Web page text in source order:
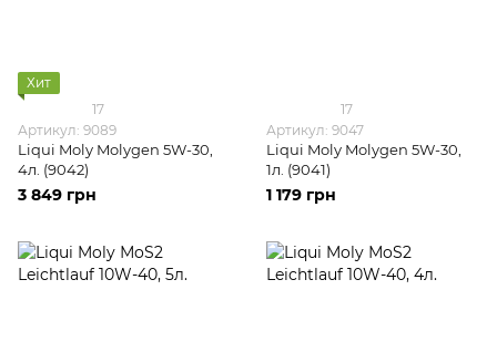
Хит
17
Артикул: 9089
Liqui Moly Molygen 5W-30,
4л. (9042)
3 849 грн
17
Артикул: 9047
Liqui Moly Molygen 5W-30,
1л. (9041)
1 179 грн